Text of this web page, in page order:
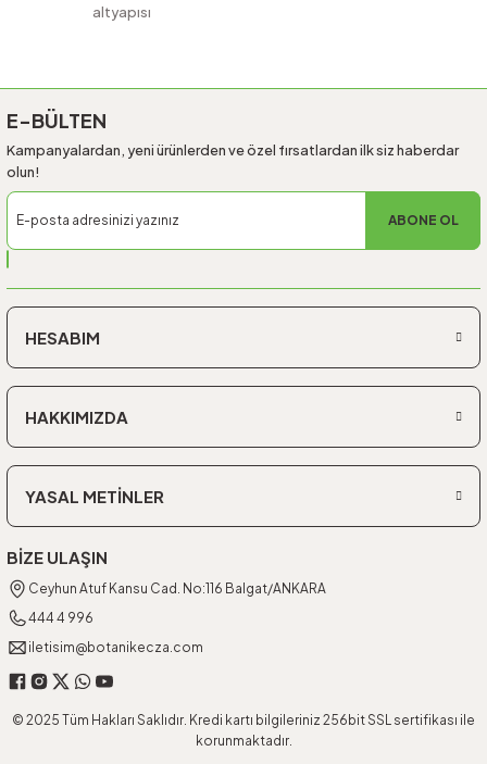
altyapısı
E-BÜLTEN
Kampanyalardan, yeni ürünlerden ve özel fırsatlardan ilk siz haberdar
olun!
ABONE OL
HESABIM
HAKKIMIZDA
YASAL METİNLER
BİZE ULAŞIN
Ceyhun Atuf Kansu Cad. No:116 Balgat/ANKARA
444 4 996
iletisim@botanikecza.com
© 2025 Tüm Hakları Saklıdır. Kredi kartı bilgileriniz 256bit SSL sertifikası ile
korunmaktadır.